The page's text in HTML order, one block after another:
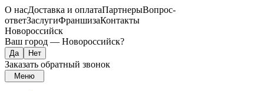
О насДоставка и оплатаПартнерыВопрос-
ответЗаслугиФраншизаКонтакты
Новороссийск
Ваш город — Новороссийск?
Заказать обратный звонок
Меню